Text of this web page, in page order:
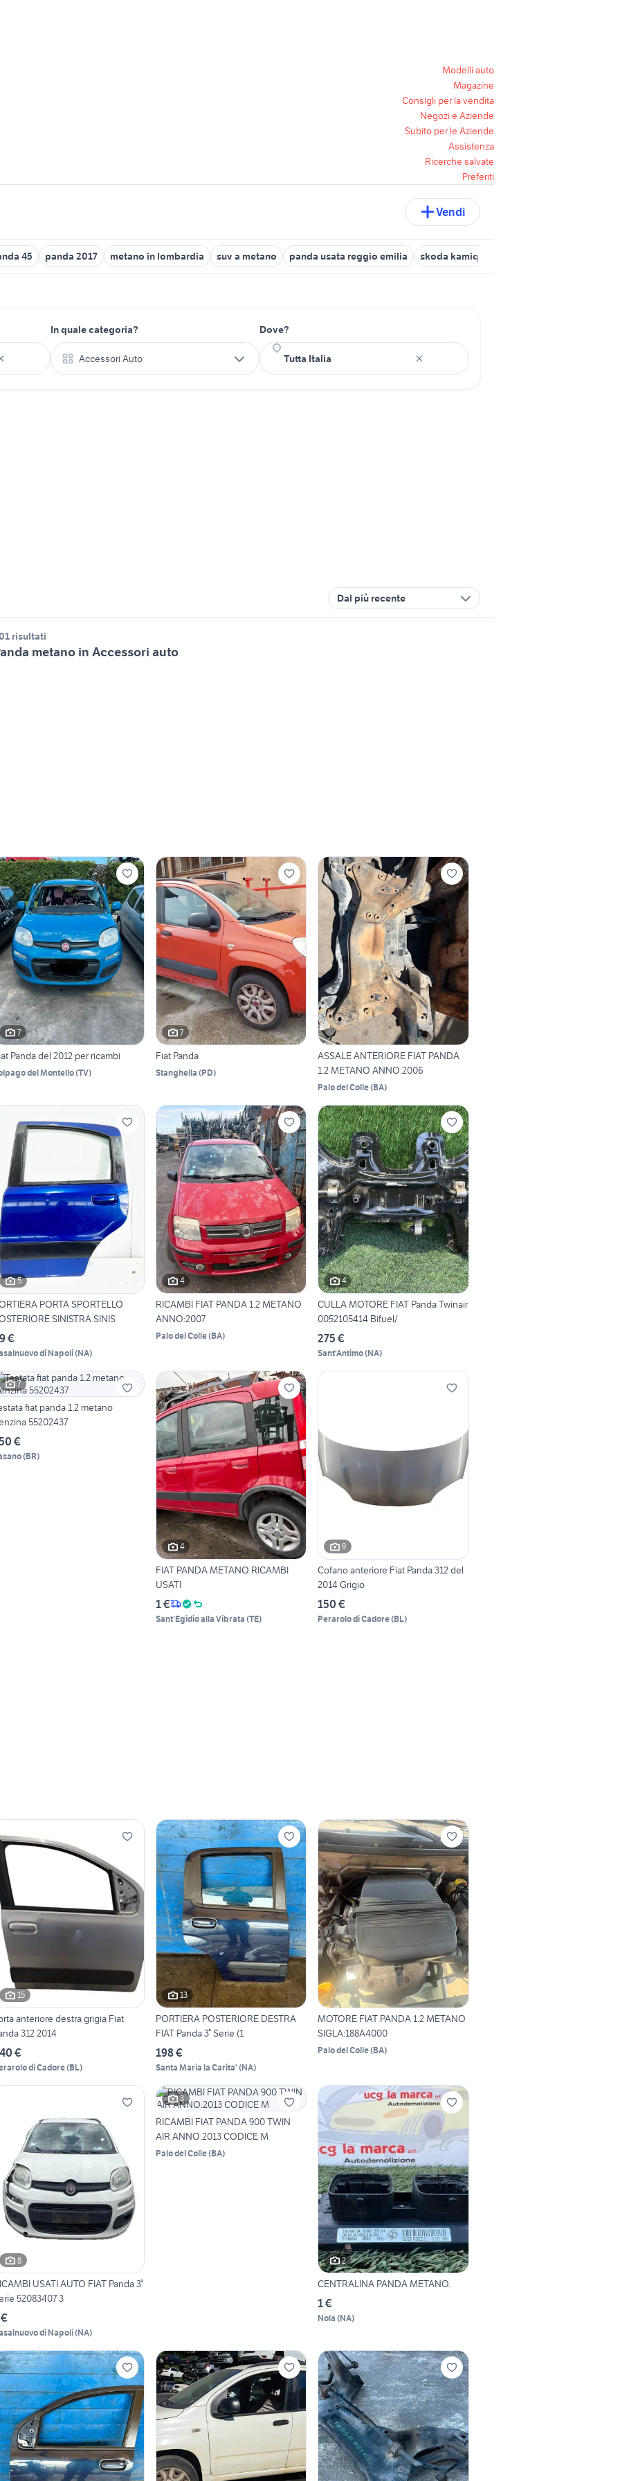
Modelli auto
Magazine
Consigli per la vendita
Negozi e Aziende
Subito per le Aziende
Assistenza
Ricerche salvate
Preferiti
Vendi
45 panda 2017 metano in lombardia suv a metano panda usata reggio emilia skoda kamiq metano usata
In quale categoria?
Accessori Auto
Dove?
Dal più recente
risultati
metano in Accessori auto
7
Panda del 2012 per ricambi
del Montello(TV)
7
Fiat Panda
Stanghella (PD)
ASSALE ANTERIORE FIAT PANDA
1.2 METANO ANNO:2006
Palo del Colle(BA)
5
PORTA SPORTELLO
SINISTRA SINIS
€
di Napoli(NA)
4
RICAMBI FIAT PANDA 1.2 METANO
ANNO:2007
Palo del Colle(BA)
4
CULLA MOTORE FIAT Panda Twinair
0052105414 Bifuel/
275 €
Sant'Antimo(NA)
7
fiat panda 1.2 metano
55202437
€
(BR)
4
FIAT PANDA METANO RICAMBI
USATI
1 €
Sant'Egidio alla Vibrata (TE)
9
Cofano anteriore Fiat Panda 312 del
2014 Grigio
150 €
Perarolo di Cadore(BL)
15
anteriore destra grigia Fiat
312 2014
€
di Cadore(BL)
13
PORTIERA POSTERIORE DESTRA
FIAT Panda 3° Serie (1
198 €
Santa Maria la Carita' (NA)
MOTORE FIAT PANDA 1.2 METANO
SIGLA:188A4000
Palo del Colle(BA)
8
USATI AUTO FIAT Panda 3°
52083407 3
di Napoli(NA)
3
RICAMBI FIAT PANDA 900 TWIN
AIR ANNO:2013 CODICE M
Palo del Colle(BA)
2
CENTRALINA PANDA METANO.
1 €
Nola (NA)